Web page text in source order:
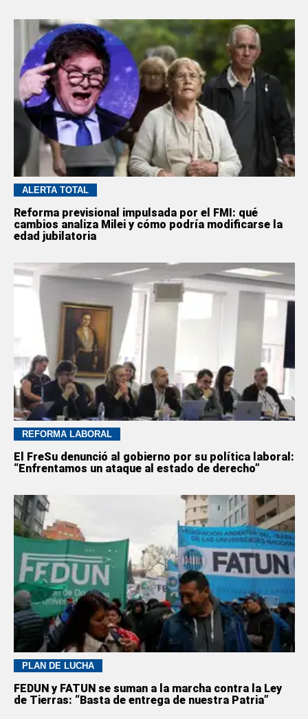
ALERTA TOTAL
Reforma previsional impulsada por el FMI: qué
cambios analiza Milei y cómo podría modificarse la
edad jubilatoria
REFORMA LABORAL
El FreSu denunció al gobierno por su política laboral:
“Enfrentamos un ataque al estado de derecho”
PLAN DE LUCHA
FEDUN y FATUN se suman a la marcha contra la Ley
de Tierras: “Basta de entrega de nuestra Patria”